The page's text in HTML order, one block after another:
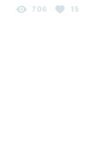
706 15